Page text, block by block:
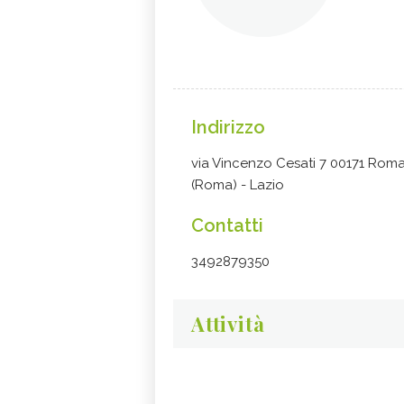
Indirizzo
via Vincenzo Cesati 7 00171
(Roma) - Lazio
Contatti
3492879350
Attività